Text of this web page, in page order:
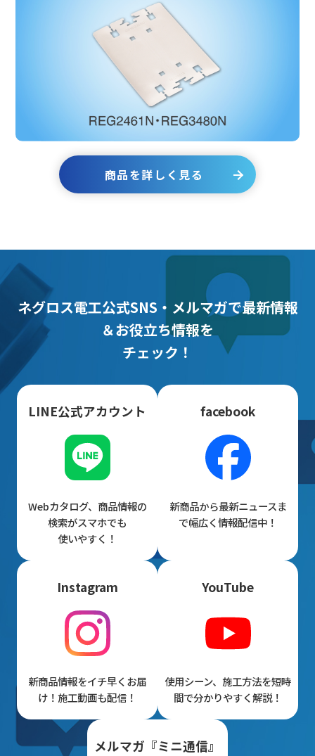
商品を詳しく見る
ネグロス電工公式SNS・メルマガで最新情報
＆お役立ち情報を
チェック！
LINE公式アカウント
Webカタログ、商品情報の
検索がスマホでも
使いやすく！
facebook
新商品から最新ニュースま
で幅広く情報配信中！
Instagram
新商品情報をイチ早くお届
け！施工動画も配信！
YouTube
使用シーン、施工方法を短時
間で分かりやすく解説！
メルマガ『ミニ通信』